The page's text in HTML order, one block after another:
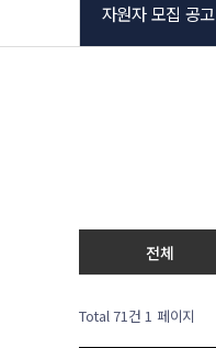
자원자 모집 공고
전체
Total 71건 1 페이지